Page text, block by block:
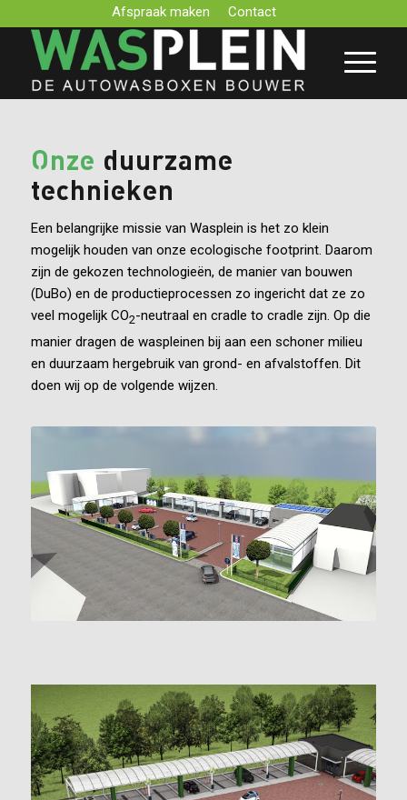
Afspraak maken Contact
Onze duurzame
technieken
Een belangrijke missie van Wasplein is het zo klein
mogelijk houden van onze ecologische footprint. Daarom
zijn de gekozen technologieën, de manier van bouwen
(DuBo) en de productieprocessen zo ingericht dat ze zo
veel mogelijk CO2-neutraal en cradle to cradle zijn. Op die
manier dragen de waspleinen bij aan een schoner milieu
en duurzaam hergebruik van grond- en afvalstoffen. Dit
doen wij op de volgende wijzen.